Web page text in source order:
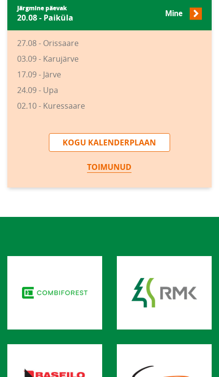
Järgmine päevak
20.08 - Paiküla Mine
27.08 - Orissaare
03.09 - Karujärve
17.09 - Järve
24.09 - Upa
02.10 - Kuressaare
KOGU KALENDERPLAAN
TOIMUNUD